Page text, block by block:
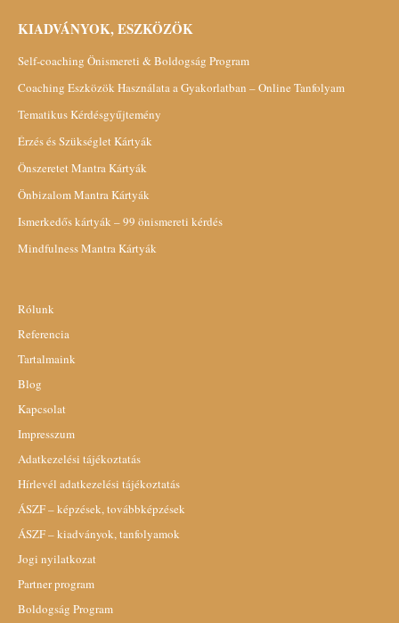
KIADVÁNYOK, ESZKÖZÖK
Self-coaching Önismereti & Boldogság Program
Coaching Eszközök Használata a Gyakorlatban – Online Tanfolyam
Tematikus Kérdésgyűjtemény
Érzés és Szükséglet Kártyák
Önszeretet Mantra Kártyák
Önbizalom Mantra Kártyák
Ismerkedős kártyák – 99 önismereti kérdés
Mindfulness Mantra Kártyák
Rólunk
Referencia
Tartalmaink
Blog
Kapcsolat
Impresszum
Adatkezelési tájékoztatás
Hírlevél adatkezelési tájékoztatás
ÁSZF – képzések, továbbképzések
ÁSZF – kiadványok, tanfolyamok
Jogi nyilatkozat
Partner program
Boldogság Program